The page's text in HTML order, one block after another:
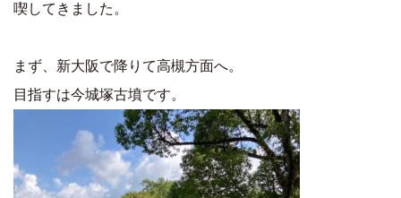
喫してきました。
まず、新大阪で降りて高槻方面へ。
目指すは今城塚古墳です。